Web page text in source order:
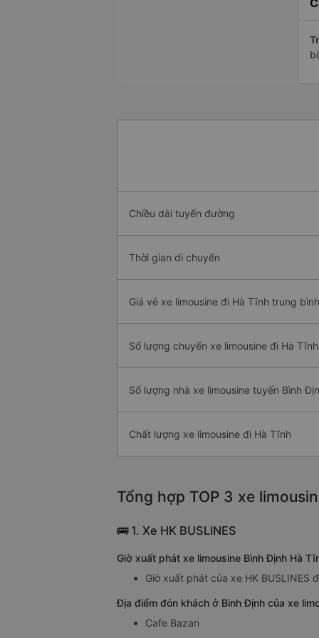
Chiều dài tuyến đường
Thời gian di chuyển
Giá vé xe limousine đi Hà Tĩnh trung bình
Số lượng chuyến xe limousine đi Hà Tĩnh
Số lượng nhà xe limousine tuyến Bình
Chất lượng xe limousine đi Hà Tĩnh
Tổng hợp TOP 3 xe
🚌 1. Xe HK BUSLINES
Giờ xuất phát xe limousine Bình Định Hà
Giờ xuất phát của xe HK
Địa điểm đón khách ở Bình Định của xe
Cafe Bazan